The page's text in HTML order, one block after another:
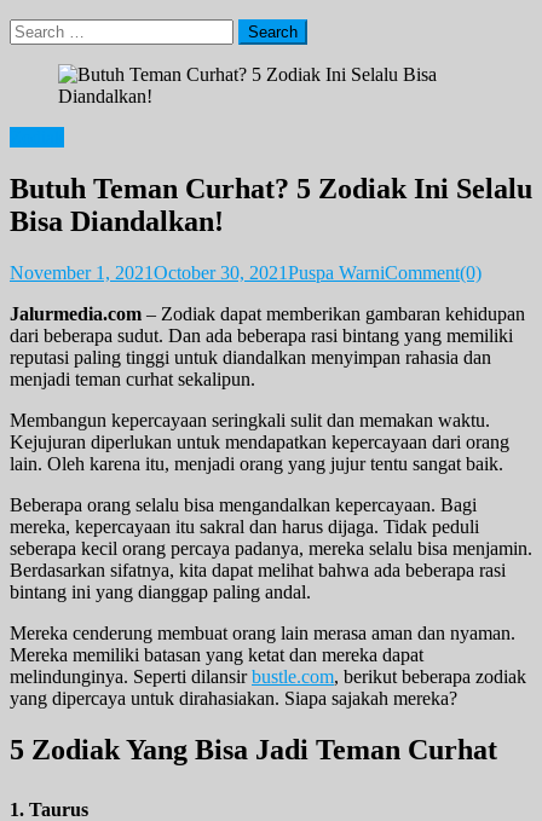
Search
for:
Butuh Teman Curhat? 5 Zodiak Ini Selalu
Bisa Diandalkan!
November 1, 2021October 30, 2021Puspa WarniComment(0)
Jalurmedia.com – Zodiak dapat memberikan gambaran kehidupan
dari beberapa sudut. Dan ada beberapa rasi bintang yang memiliki
reputasi paling tinggi untuk diandalkan menyimpan rahasia dan
menjadi teman curhat sekalipun.
Membangun kepercayaan seringkali sulit dan memakan waktu.
Kejujuran diperlukan untuk mendapatkan kepercayaan dari orang
lain. Oleh karena itu, menjadi orang yang jujur tentu sangat baik.
Beberapa orang selalu bisa mengandalkan kepercayaan. Bagi
mereka, kepercayaan itu sakral dan harus dijaga. Tidak peduli
seberapa kecil orang percaya padanya, mereka selalu bisa menjamin.
Berdasarkan sifatnya, kita dapat melihat bahwa ada beberapa rasi
bintang ini yang dianggap paling andal.
Mereka cenderung membuat orang lain merasa aman dan nyaman.
Mereka memiliki batasan yang ketat dan mereka dapat
melindunginya. Seperti dilansirbustle.com, berikut beberapa zodiak
yang dipercaya untuk dirahasiakan. Siapa sajakah mereka?
5 Zodiak Yang Bisa Jadi Teman Curhat
1. Taurus